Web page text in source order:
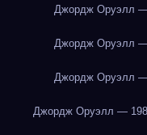
Джордж Оруэлл
Джордж Оруэлл
Джордж Оруэлл
Джордж Оруэлл —